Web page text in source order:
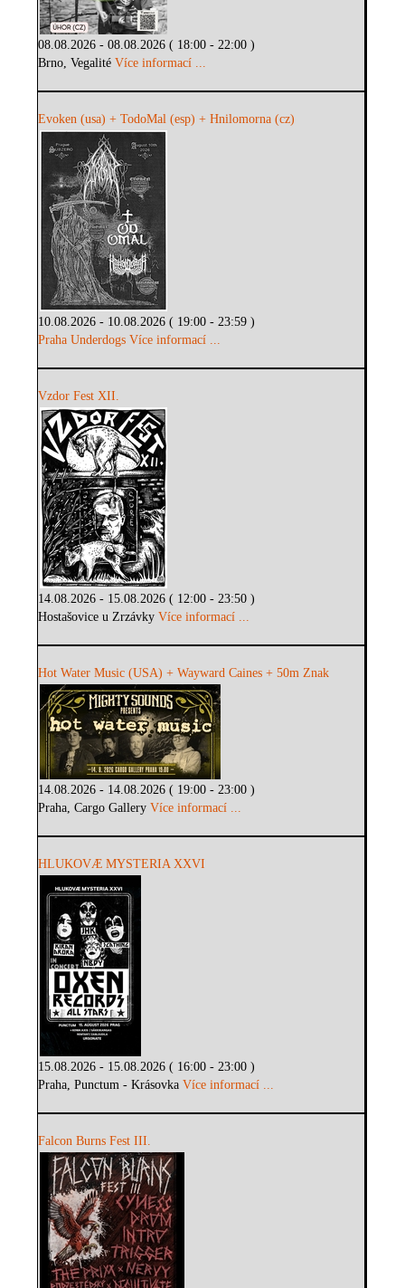
08.08.2026 - 08.08.2026 ( 18:00 - 22:00 )
Brno, VegalitéVíce informací ...
Evoken (usa) + TodoMal (esp) + Hnilomorna (cz)
10.08.2026 - 10.08.2026 ( 19:00 - 23:59 )
Praha Underdogs Více informací ...
Vzdor Fest XII.
14.08.2026 - 15.08.2026 ( 12:00 - 23:50 )
Hostašovice u ZrzávkyVíce informací ...
Hot Water Music (USA) + Wayward Caines + 50m Znak
14.08.2026 - 14.08.2026 ( 19:00 - 23:00 )
Praha, Cargo GalleryVíce informací ...
HLUKOVÆ MYSTERIA XXVI
15.08.2026 - 15.08.2026 ( 16:00 - 23:00 )
Praha, Punctum - KrásovkaVíce informací ...
Falcon Burns Fest III.